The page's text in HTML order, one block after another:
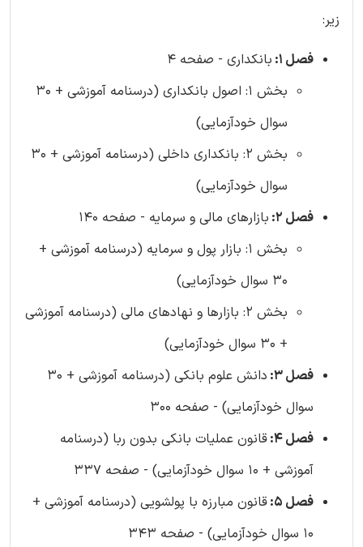
زیر:
فصل 1:
بانکداری - صفحه 4
بخش 1: اصول بانکداری (درسنامه آموزشی + 30
سوال خودآزمایی)
بخش 2: بانکداری داخلی (درسنامه آموزشی + 30
سوال خودآزمایی)
فصل 2:
بازارهای مالی و سرمایه - صفحه 140
بخش 1: بازار پول و سرمایه (درسنامه آموزشی +
30 سوال خودآزمایی)
بخش 2: بازارها و نهادهای مالی (درسنامه آموزشی
+ 30 سوال خودآزمایی)
فصل 3:
دانش علوم بانکی (درسنامه آموزشی + 30
سوال خودآزمایی) - صفحه 300
فصل 4:
قانون عملیات بانکی بدون ربا (درسنامه
آموزشی + 10 سوال خودآزمایی) - صفحه 337
فصل 5:
قانون مبارزه با پولشویی (درسنامه آموزشی +
10 سوال خودآزمایی) - صفحه 343